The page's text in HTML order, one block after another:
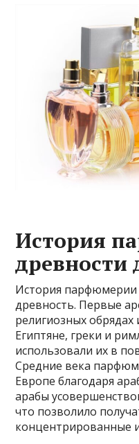
История
древности
История парфюмерии
древность. Первые
религиозных
Египтяне, греки и
использовали их в
Средние века
Европе благодаря
арабы
что позволило
концентрированные